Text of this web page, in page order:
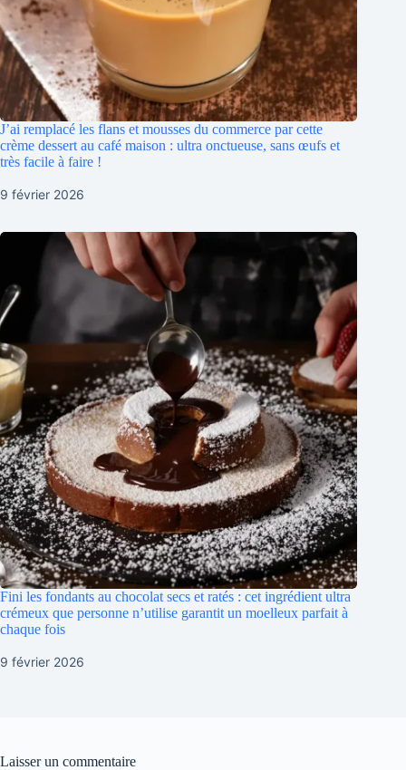
J’ai remplacé les flans et mousses du commerce par cette
crème dessert au café maison : ultra onctueuse, sans œufs et
très facile à faire !
9 février 2026
Fini les fondants au chocolat secs et ratés : cet ingrédient ultra
crémeux que personne n’utilise garantit un moelleux parfait à
chaque fois
9 février 2026
Laisser un commentaire